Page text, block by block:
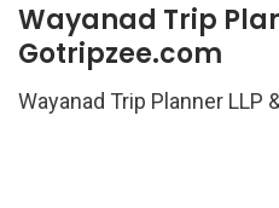
Wayanad Trip
Gotripzee.com
Wayanad Trip Planner LLP